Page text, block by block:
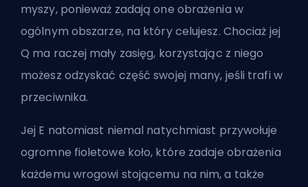
myszy, ponieważ zadają one obrażenia w
ogólnym obszarze, na który celujesz. Chociaż jej
Q ma raczej mały zasięg, korzystając z niego
możesz odzyskać część swojej many, jeśli trafi w
przeciwnika.
Jej E natomiast niemal natychmiast przywołuje
ogromne fioletowe koło, które zadaje obrażenia
każdemu wrogowi stojącemu na nim, a także